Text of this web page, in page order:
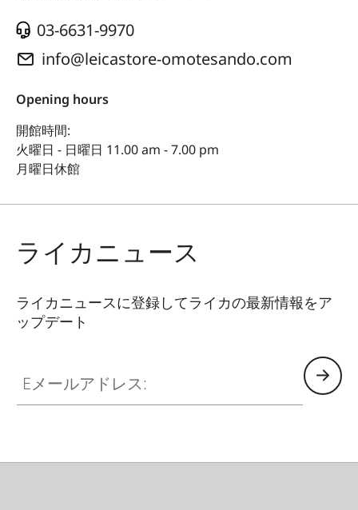
03-6631-9970
info@leicastore-omotesando.com
Opening hours
開館時間:
火曜日 - 日曜日 11.00 am - 7.00 pm
月曜日休館
ライカニュース
ライカニュースに登録してライカの最新情報をア
ップデート